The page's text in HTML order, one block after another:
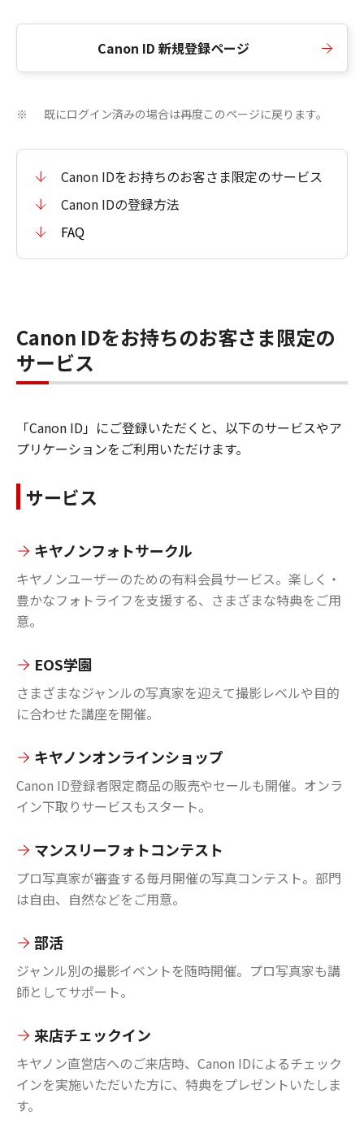
Canon ID 新規登録ページ
※ 既にログイン済みの場合は再度このページに戻ります。
Canon IDをお持ちのお客さま限定のサービス
Canon IDの登録方法
FAQ
Canon IDをお持ちのお客さま限定の
サービス
「Canon ID」にご登録いただくと、以下のサービスやア
プリケーションをご利用いただけます。
サービス
キヤノンフォトサークル
キヤノンユーザーのための有料会員サービス。楽しく・
豊かなフォトライフを支援する、さまざまな特典をご用
意。
EOS学園
さまざまなジャンルの写真家を迎えて撮影レベルや目的
に合わせた講座を開催。
キヤノンオンラインショップ
Canon ID登録者限定商品の販売やセールも開催。オンラ
イン下取りサービスもスタート。
マンスリーフォトコンテスト
プロ写真家が審査する毎月開催の写真コンテスト。部門
は自由、自然などをご用意。
部活
ジャンル別の撮影イベントを随時開催。プロ写真家も講
師としてサポート。
来店チェックイン
キヤノン直営店へのご来店時、Canon IDによるチェック
インを実施いただいた方に、特典をプレゼントいたしま
す。